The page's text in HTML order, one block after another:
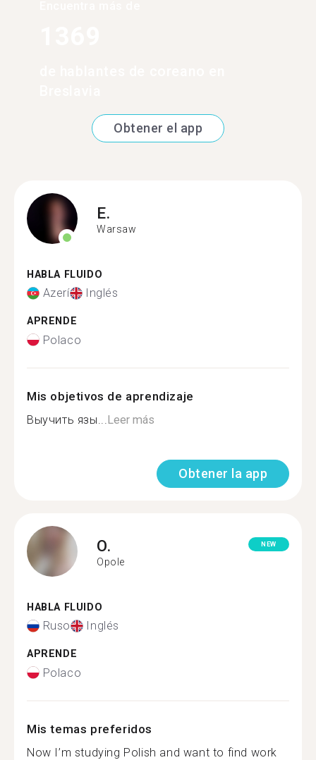
Obtener el app
E.
Warsaw
HABLA FLUIDO
Azerí Inglés
APRENDE
Polaco
Mis objetivos de aprendizaje
Выучить язы... Leer más
Obtener la app
O.
Opole
NEW
HABLA FLUIDO
Ruso Inglés
APRENDE
Polaco
Mis temas preferidos
Now I’m studying Polish and want to find work